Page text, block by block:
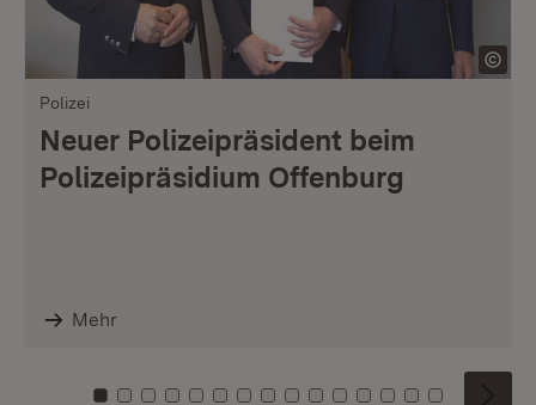
Polizei
Neuer Polizeipräsident beim
Polizeipräsidium Offenburg
Mehr